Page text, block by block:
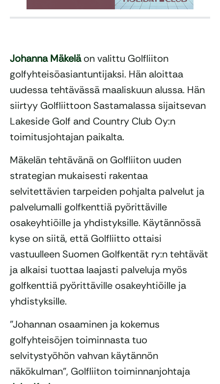
Johanna Mäkeläon valittu Golfliiton
golfyhteisöasiantuntijaksi. Hän aloittaa
uudessa tehtävässä maaliskuun alussa. Hän
siirtyy Golfliittoon Sastamalassa sijaitsevan
Lakeside Golf and Country Club Oy:n
toimitusjohtajan paikalta.
Mäkelän tehtävänä on Golfliiton uuden
strategian mukaisesti rakentaa
selvitettävien tarpeiden pohjalta palvelut ja
palvelumalli golfkenttiä pyörittäville
osakeyhtiöille ja yhdistyksille. Käytännössä
kyse on siitä, että Golfliitto ottaisi
vastuulleen Suomen Golfkentät ry:n tehtävät
ja alkaisi tuottaa laajasti palveluja myös
golfkenttiä pyörittäville osakeyhtiöille ja
yhdistyksille.
”Johannan osaaminen ja kokemus
golfyhteisöjen toiminnasta tuo
selvitystyöhön vahvan käytännön
näkökulman”, Golfliiton toiminnanjohtaja